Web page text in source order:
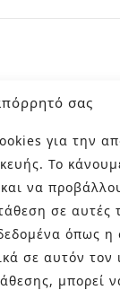
σας
για την
Το
να
σε αυτές
όπως η
σε αυτόν τον
μπορεί
κατά την